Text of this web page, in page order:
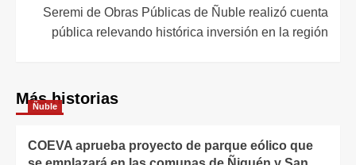
Seremi de Obras Públicas de Ñuble realizó cuenta
pública relevando histórica inversión en la región
Más historias
Ñuble
COEVA aprueba proyecto de parque eólico que